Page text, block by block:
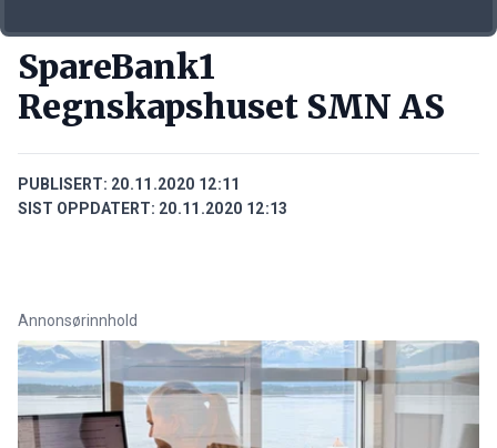
SpareBank1
Regnskapshuset SMN AS
PUBLISERT: 20.11.2020 12:11
SIST OPPDATERT: 20.11.2020 12:13
Annonsørinnhold